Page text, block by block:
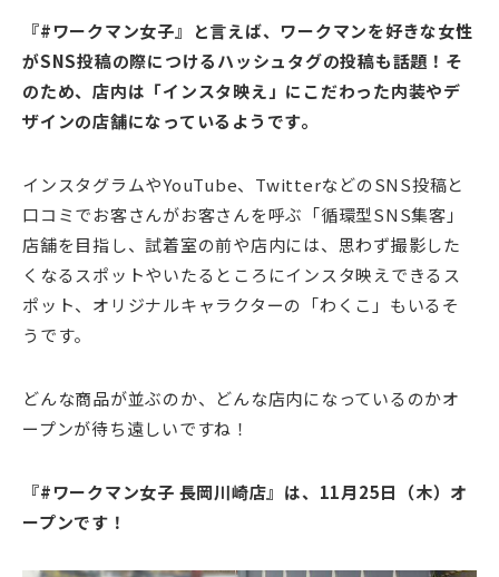
『#ワークマン女子』と言えば、ワークマンを好きな女性
がSNS投稿の際につけるハッシュタグの投稿も話題！そ
のため、店内は「インスタ映え」にこだわった内装やデ
ザインの店舗になっているようです。
インスタグラムやYouTube、TwitterなどのSNS投稿と
口コミでお客さんがお客さんを呼ぶ「循環型SNS集客」
店舗を目指し、試着室の前や店内には、思わず撮影した
くなるスポットやいたるところにインスタ映えできるス
ポット、オリジナルキャラクターの「わくこ」もいるそ
うです。
どんな商品が並ぶのか、どんな店内になっているのかオ
ープンが待ち遠しいですね！
『#ワークマン女子 長岡川崎店』は、11月25日（木）オ
ープンです！